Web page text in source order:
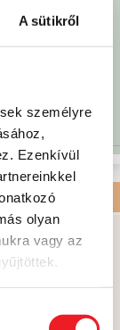
A sütikről
személyre
Ezenkívül
olyan
vagy az